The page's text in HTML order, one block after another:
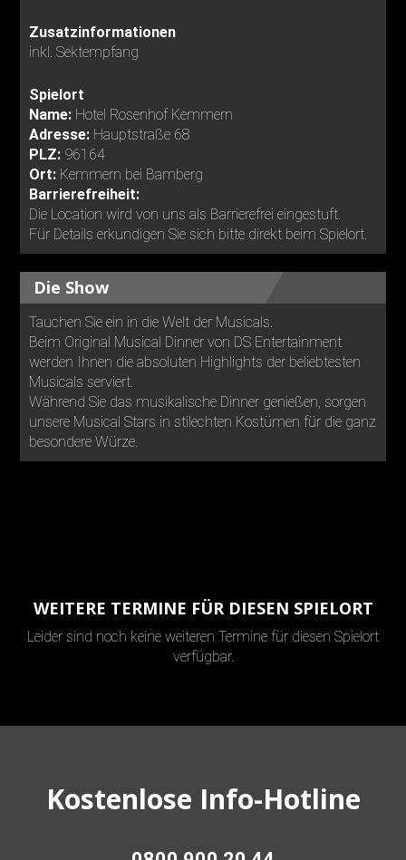
Zusatzinformationen
inkl. Sektempfang
Spielort
Name: Hotel Rosenhof Kemmern
Adresse: Hauptstraße 68
PLZ: 96164
Ort: Kemmern bei Bamberg
Barrierefreiheit:
Die Location wird von uns als Barrierefrei eingestuft.
Für Details erkundigen Sie sich bitte direkt beim Spielort.
Die Show
Tauchen Sie ein in die Welt der Musicals.
Beim Original Musical Dinner von DS Entertainment
werden Ihnen die absoluten Highlights der beliebtesten
Musicals serviert.
Während Sie das musikalische Dinner genießen, sorgen
unsere Musical Stars in stilechten Kostümen für die ganz
besondere Würze.
WEITERE TERMINE FÜR DIESEN SPIELORT
Leider sind noch keine weiteren Termine für diesen Spielort
verfügbar.
Kostenlose Info-Hotline